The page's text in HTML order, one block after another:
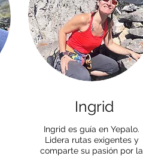
Ingrid
Ingrid es guía en Yepalo.
Lidera rutas exigentes y
comparte su pasión por la